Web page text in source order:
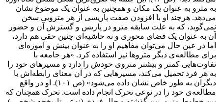
به مترو به عنوان یک مکان و همچنین به عنوان یک موضوع نشان
می‌دهد. هرچند او با افزودن صفت پاریسی از هر مترویی سخن
نمی‌گوید، که به علت سابقه مترو در پاریس و گسترش آن و حضور
آن به عنوان یک فضای محوری و نه حاشیه‌ای چنین حقی هم دارد،
اما در عین حال می‌توان مفاهیم او را به عنوان بینش و آموزه‌ای
برای مطالعه‌ی دیگر متروها نیز استفاده کرد. «هر جامعه با
تفاوت‌هایی کمتر و بیشتر متروی خودش را دارد و مسیرهای خود را
به هر فرد تحمیل می‌کند، مسیرهایی که در آن معنای رابطه‌اش با
دیگران به طور خاص نشان داده می‌شود» (ص ۱۰۱). او در واقع
مطالعه‌ی خود را در نوعی تحرک انجام داده است. تحرک همچنان که